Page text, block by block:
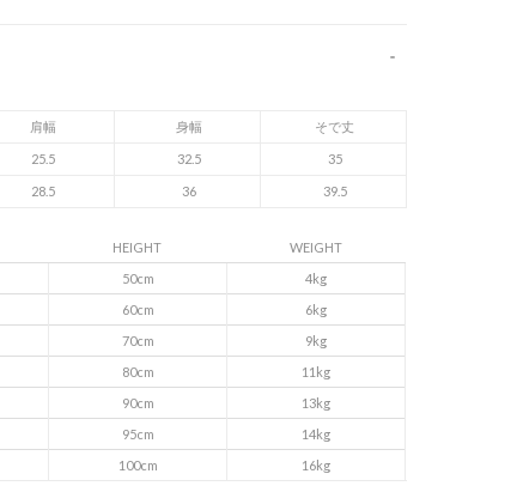
肩幅 身幅 そで丈
25.5 32.5 35
28.5 36 39.5
HEIGHT WEIGHT
50cm 4kg
60cm 6kg
70cm 9kg
80cm 11kg
90cm 13kg
95cm 14kg
100cm 16kg